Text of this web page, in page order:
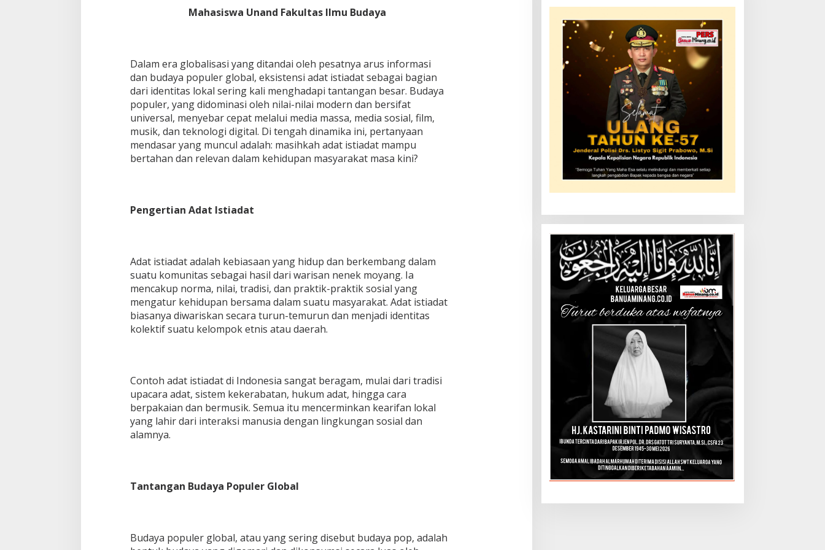
Mahasiswa Unand Fakultas Ilmu Budaya
Dalam era globalisasi yang ditandai oleh pesatnya arus informasi
dan budaya populer global, eksistensi adat istiadat sebagai bagian
dari identitas lokal sering kali menghadapi tantangan besar. Budaya
populer, yang didominasi oleh nilai-nilai modern dan bersifat
universal, menyebar cepat melalui media massa, media sosial, film,
musik, dan teknologi digital. Di tengah dinamika ini, pertanyaan
mendasar yang muncul adalah: masihkah adat istiadat mampu
bertahan dan relevan dalam kehidupan masyarakat masa kini?
Pengertian Adat Istiadat
Adat istiadat adalah kebiasaan yang hidup dan berkembang dalam
suatu komunitas sebagai hasil dari warisan nenek moyang. Ia
mencakup norma, nilai, tradisi, dan praktik-praktik sosial yang
mengatur kehidupan bersama dalam suatu masyarakat. Adat istiadat
biasanya diwariskan secara turun-temurun dan menjadi identitas
kolektif suatu kelompok etnis atau daerah.
Contoh adat istiadat di Indonesia sangat beragam, mulai dari tradisi
upacara adat, sistem kekerabatan, hukum adat, hingga cara
berpakaian dan bermusik. Semua itu mencerminkan kearifan lokal
yang lahir dari interaksi manusia dengan lingkungan sosial dan
alamnya.
Tantangan Budaya Populer Global
Budaya populer global, atau yang sering disebut budaya pop, adalah